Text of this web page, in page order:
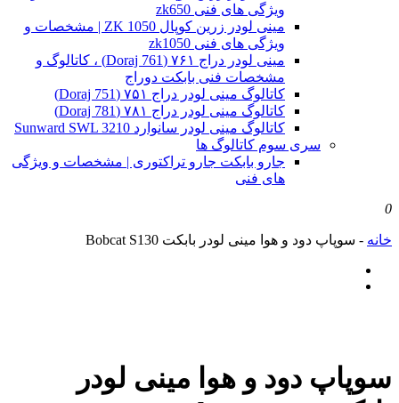
ویژگی های فنی zk650
مینی لودر زرین کوپال ZK 1050 | مشخصات و
ویژگی های فنی zk1050
مینی لودر دراج ۷۶۱ (Doraj 761) ، کاتالوگ و
مشخصات فنی بابکت دوراج
کاتالوگ مینی لودر دراج ۷۵۱ (Doraj 751)
کاتالوگ مینی لودر دراج ۷۸۱ (Doraj 781)
کاتالوگ مینی لودر سانوارد Sunward SWL 3210
سری سوم کاتالوگ ها
جارو بابکت جارو تراکتوری | مشخصات و ویژگی
های فنی
0
خانه - سوپاپ دود و هوا مینی لودر بابکت Bobcat S130
سوپاپ دود و هوا مینی لودر